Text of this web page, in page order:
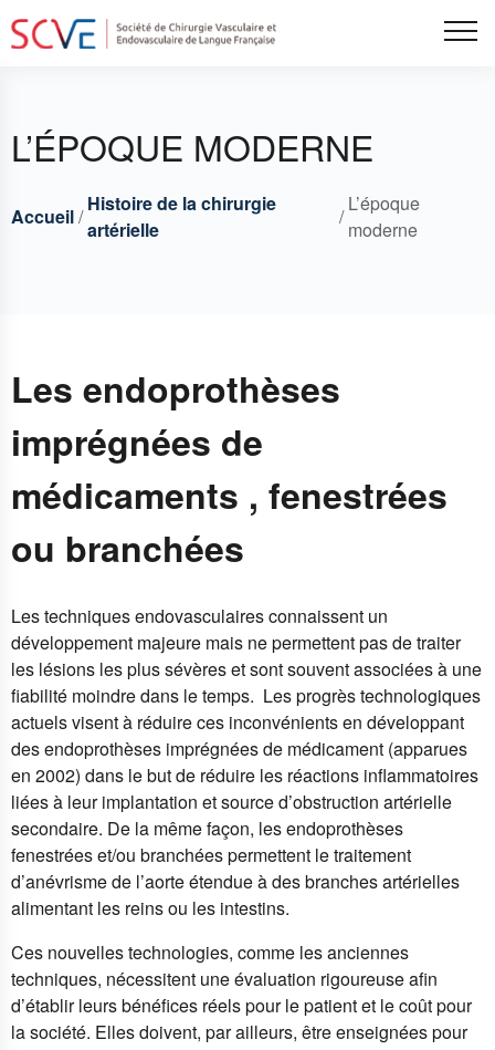
Aller
au
L’ÉPOQUE MODERNE
Breadcrumbs
Fil
Accueil
Histoire de la chirurgie
artérielle
L’époque
moderne
Les endoprothèses
imprégnées de
médicaments , fenestrées
ou branchées
Les techniques endovasculaires connaissent un
développement majeure mais ne permettent pas de traiter
les lésions les plus sévères et sont souvent associées à une
fiabilité moindre dans le temps. Les progrès technologiques
actuels visent à réduire ces inconvénients en développant
des endoprothèses imprégnées de médicament (apparues
en 2002) dans le but de réduire les réactions inflammatoires
liées à leur implantation et source d’obstruction artérielle
secondaire. De la même façon, les endoprothèses
fenestrées et/ou branchées permettent le traitement
d’anévrisme de l’aorte étendue à des branches artérielles
alimentant les reins ou les intestins.
Ces nouvelles technologies, comme les anciennes
techniques, nécessitent une évaluation rigoureuse afin
d’établir leurs bénéfices réels pour le patient et le coût pour
la société. Elles doivent, par ailleurs, être enseignées pour